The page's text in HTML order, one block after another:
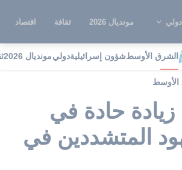
دولي مونديال 2026 ثقافة اقتصاد
الشرق الأوسطشؤون إسرائيليةدوليمونديال 2026
الأوسط
زيادة حادة في
المتشددين في